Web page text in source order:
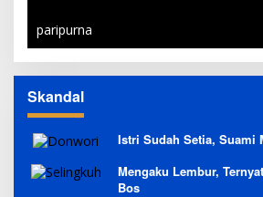
paripurna
Skandal
Istri Sudah Setia, Suami
Mengaku Lembur,
Bos